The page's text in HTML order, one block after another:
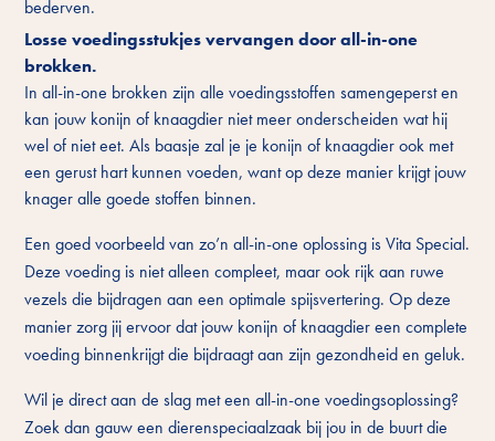
bederven.
Losse voedingsstukjes vervangen door all-in-one
brokken.
In all-in-one brokken zijn alle voedingsstoffen samengeperst en
kan jouw konijn of knaagdier niet meer onderscheiden wat hij
wel of niet eet. Als baasje zal je je konijn of knaagdier ook met
een gerust hart kunnen voeden, want op deze manier krijgt jouw
knager alle goede stoffen binnen.
Een goed voorbeeld van zo’n all-in-one oplossing is Vita Special.
Deze voeding is niet alleen compleet, maar ook rijk aan ruwe
vezels die bijdragen aan een optimale spijsvertering. Op deze
manier zorg jij ervoor dat jouw konijn of knaagdier een complete
voeding binnenkrijgt die bijdraagt aan zijn gezondheid en geluk.
Wil je direct aan de slag met een all-in-one voedingsoplossing?
Zoek dan gauw een dierenspeciaalzaak bij jou in de buurt die